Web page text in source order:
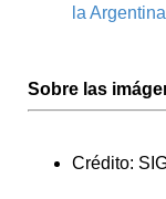
la
Sobre las
Crédito: